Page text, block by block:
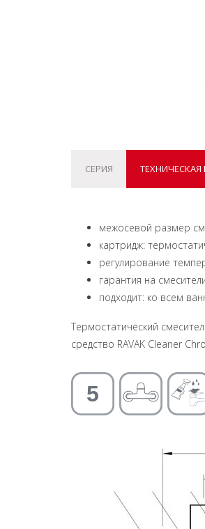
СЕРИЯ
межосевой размер
картридж:
регулирование
гарантия на
подходит: ко всем
Термостатический
средство RAVAK Cleaner